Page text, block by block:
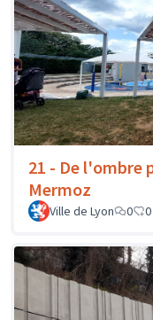
21 - De l'ombre
Mermoz
Ville de Lyon 0 0